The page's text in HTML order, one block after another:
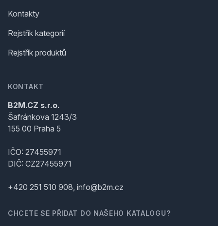
Kontakty
Rejstřík kategorií
Rejstřík produktů
KONTAKT
B2M.CZ s.r.o.
Šafránkova 1243/3
155 00 Praha 5
IČO: 27455971
DIČ: CZ27455971
+420 251 510 908, info@b2m.cz
CHCETE SE PŘIDAT DO NAŠEHO KATALOGU?